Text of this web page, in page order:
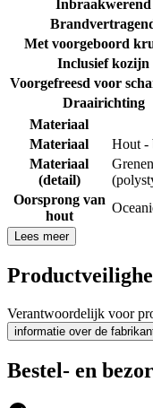
Inbraakwerend
Met voorgeboord
Inclusief kozijn
Voorgefreesd voor
Draairichting
Materiaal
Materiaal
Hout -
Materiaal
(detail)
Grenen
Oorsprong van
hout
Lees meer
Verantwoordelijk voor
informatie over de
Bestel- en